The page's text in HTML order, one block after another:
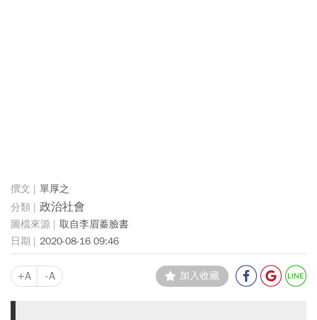
單厚之
政治社會
取自李眉蓁臉書
2020-08-16 09:46
+A -A 加入收藏